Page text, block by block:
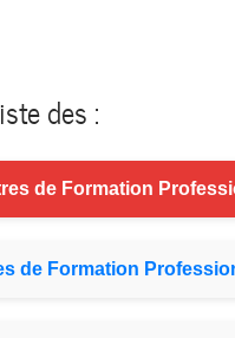
des :
de Formation
de Formation